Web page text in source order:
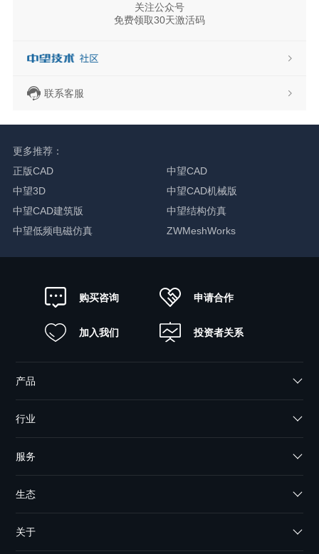
关注公众号
免费领取30天激活码
联系客服
更多推荐：
正版CAD
中望CAD
中望3D
中望CAD机械版
中望CAD建筑版
中望结构仿真
中望低频电磁仿真
ZWMeshWorks
购买咨询 申请合作
加入我们 投资者关系
产品
行业
服务
生态
关于